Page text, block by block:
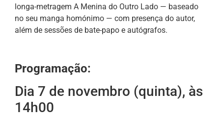
longa-metragem A Menina do Outro Lado — baseado
no seu manga homónimo — com presença do autor,
além de sessões de bate-papo e autógrafos.
Programação:
Dia 7 de novembro (quinta), às
14h00